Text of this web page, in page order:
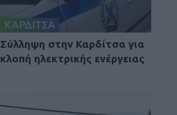
ΚΑΡΔΙΤΣΑ
Σύλληψη στην Καρδίτσα για
κλοπή ηλεκτρικής ενέργειας